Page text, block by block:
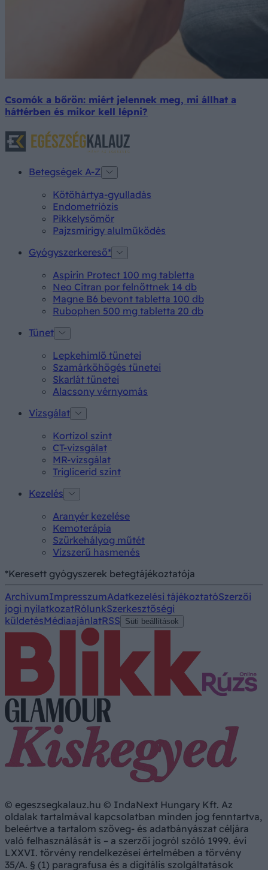
Csomók a bőrön: miért jelennek meg, mi állhat a
háttérben és mikor kell lépni?
Betegségek A-Z
Kötőhártya-gyulladás
Endometriózis
Pikkelysömör
Pajzsmirigy alulműködés
Gyógyszerkereső*
Aspirin Protect 100 mg tabletta
Neo Citran por felnőttnek 14 db
Magne B6 bevont tabletta 100 db
Rubophen 500 mg tabletta 20 db
Tünet
Lepkehimlő tünetei
Szamárköhögés tünetei
Skarlát tünetei
Alacsony vérnyomás
Vizsgálat
Kortizol szint
CT-vizsgálat
MR-vizsgálat
Triglicerid szint
Kezelés
Aranyér kezelése
Kemoterápia
Szürkehályog műtét
Vízszerű hasmenés
*Keresett gyógyszerek betegtájékoztatója
ArchívumImpresszumAdatkezelési tájékoztatóSzerzői
jogi nyilatkozatRólunkSzerkesztőségi
küldetésMédiaajánlatRSS Süti beállítások
© egeszsegkalauz.hu © IndaNext Hungary Kft. Az
oldalak tartalmával kapcsolatban minden jog fenntartva,
beleértve a tartalom szöveg- és adatbányászat céljára
való felhasználását is – a szerzői jogról szóló 1999. évi
LXXVI. törvény rendelkezései értelmében a törvény
35/A. § (1) paragrafusa és a digitális szolgáltatások